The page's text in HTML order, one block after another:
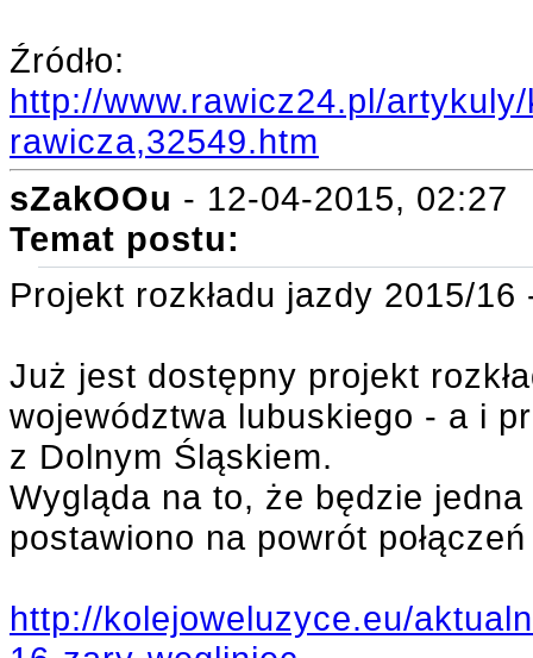
Źródło:
http://www.rawicz24.pl/
rawicza,32549.htm
sZakOOu - 12-04-2015, 02:27
Temat postu:
Projekt rozkładu jazdy 2015/
Już jest dostępny projekt
województwa lubuskiego - a i
z Dolnym Śląskiem.
Wygląda na to, że będzie
postawiono na powrót
http://kolejoweluzyce.eu/